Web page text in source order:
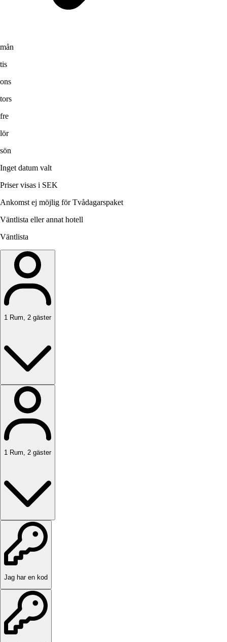
mån
tis
ons
tors
fre
lör
sön
Inget datum valt
Priser visas i SEK
Ankomst ej möjlig för Tvådagarspaket
Väntlista eller annat hotell
Väntlista
1 Rum 2 gäster
1 Rum, 2 gäster
Jag har en kod